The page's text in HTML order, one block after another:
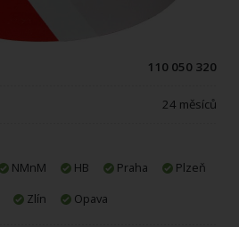
110 050 320
24 měsíců
NMnM HB Praha
Plzeň
Zlín Opava